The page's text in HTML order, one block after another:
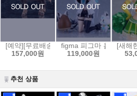
[예약][무료배송]figma 피그마 엘든링 - 영
157,000원
figma 피그마 홀로라이
119,000원
[새해
추천 상품